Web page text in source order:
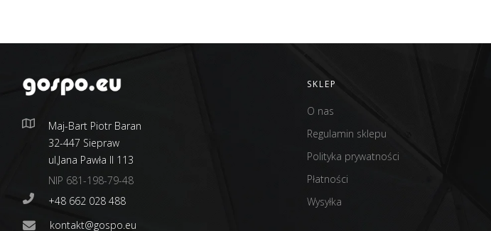
Maj-Bart Piotr Baran
32-447 Siepraw
ul.Jana Pawła II 113
NIP 681-198-79-48
+48 662 028 488
kontakt@gospo.eu
SKLEP
O nas
Regulamin sklepu
Polityka prywatności
Płatności
Wysyłka